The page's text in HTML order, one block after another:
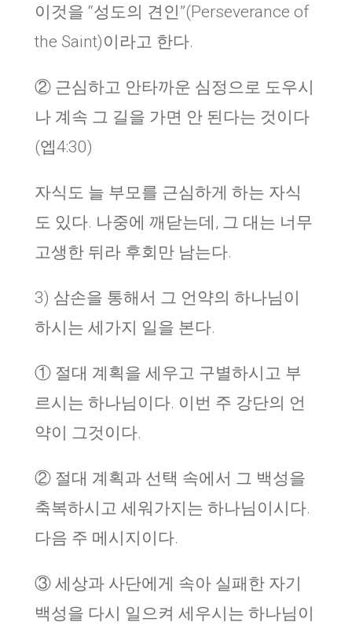
이것을 “성도의 견인”(Perseverance of
the Saint)이라고 한다.
② 근심하고 안타까운 심정으로 도우시
나 계속 그 길을 가면 안 된다는 것이다
(엡4:30)
자식도 늘 부모를 근심하게 하는 자식
도 있다. 나중에 깨닫는데, 그 대는 너무
고생한 뒤라 후회만 남는다.
3) 삼손을 통해서 그 언약의 하나님이
하시는 세가지 일을 본다.
① 절대 계획을 세우고 구별하시고 부
르시는 하나님이다. 이번 주 강단의 언
약이 그것이다.
② 절대 계획과 선택 속에서 그 백성을
축복하시고 세워가지는 하나님이시다.
다음 주 메시지이다.
③ 세상과 사단에게 속아 실패한 자기
백성을 다시 일으켜 세우시는 하나님이